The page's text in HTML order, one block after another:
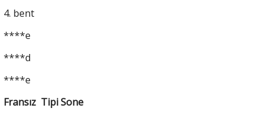
4. bent
****e
****d
****e
Fransız Tipi Sone